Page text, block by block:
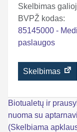
Skelbimas
BVPŽ kodas:
85145000 -
paslaugos
Skelbimas
Navigacija
tarp
Biotualetų ir
nuoma su
(Skelbiama